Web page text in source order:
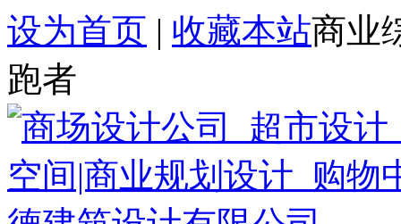
设为首页 | 收藏本站商业
跑者